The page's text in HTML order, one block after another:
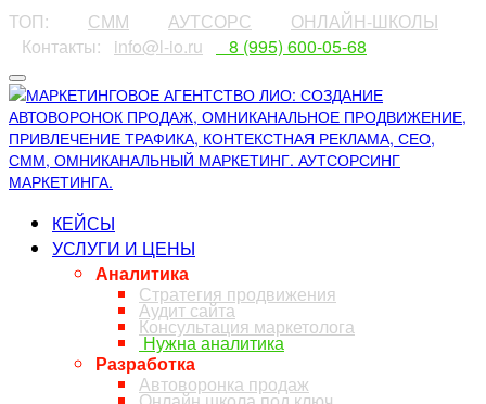
ТОП: СММ АУТСОРС
ОНЛАЙН-ШКОЛЫ
⠀Контакты:⠀ info@l-io.ru ⠀8 (995) 600-05-68
КЕЙСЫ
УСЛУГИ И ЦЕНЫ
Аналитика
Стратегия продвижения
Аудит сайта
Консультация маркетолога
Нужна аналитика
Разработка
Автоворонка продаж